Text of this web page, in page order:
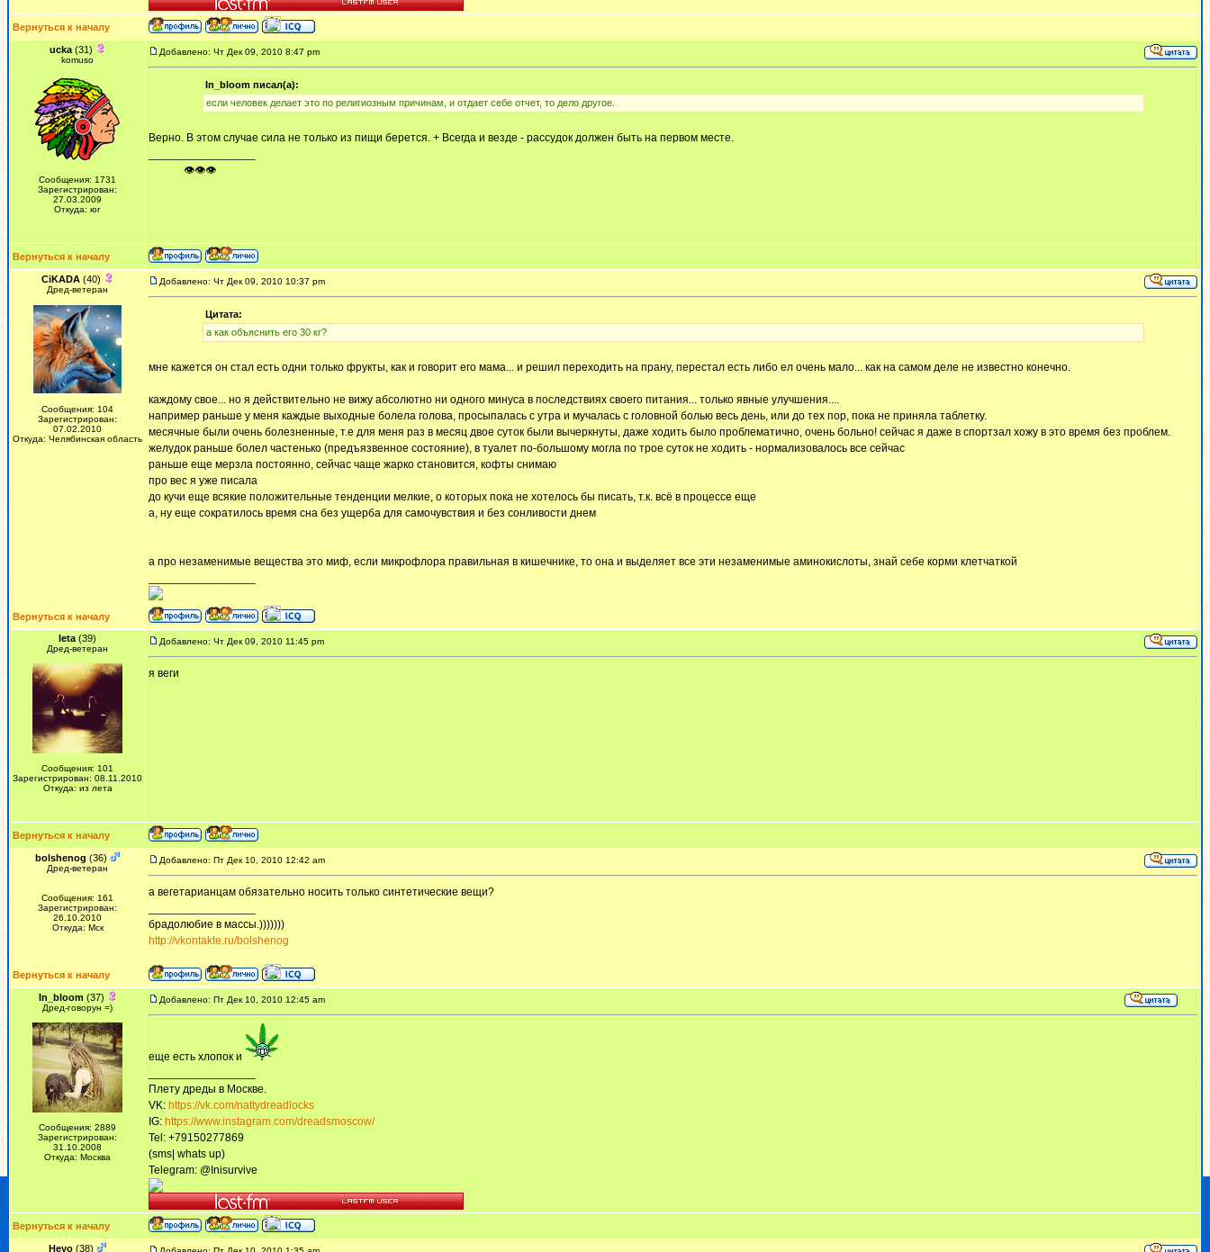
Вернуться к началу
ucka (31)
komuso
Сообщения: 1731
Зарегистрирован:
27.03.2009
Откуда: юг
Добавлено: Чт Дек 09, 2010 8:47 pm
In_bloom писал(а):
если человек делает это по религиозным причинам, и отдает себе отчет, то дело другое.
Верно. В этом случае сила не только из пищи берется. + Всегда и везде - рассудок должен быть на первом месте.
ᅠ ᅠ ᅠ👁👁👁
Вернуться к началу
CiKADA (40)
Дред-ветеран
Сообщения: 104
Зарегистрирован:
07.02.2010
Откуда: Челябинская область
Добавлено: Чт Дек 09, 2010 10:37 pm
Цитата:
а как объяснить его 30 кг?
мне кажется он стал есть одни только фрукты, как и говорит его мама... и решил переходить на прану, перестал есть либо ел очень мало... как на самом деле не известно конечно.
каждому свое... но я действительно не вижу абсолютно ни одного минуса в последствиях своего питания... только явные улучшения....
например раньше у меня каждые выходные болела голова, просыпалась с утра и мучалась с головной болью весь день, или до тех пор, пока не приняла таблетку.
месячные были очень болезненные, т.е для меня раз в месяц двое суток были вычеркнуты, даже ходить было проблематично, очень больно! сейчас я даже в спортзал хожу в это время без проблем.
желудок раньше болел частенько (предъязвенное состояние), в туалет по-большому могла по трое суток не ходить - нормализовалось все сейчас
раньше еще мерзла постоянно, сейчас чаще жарко становится, кофты снимаю
про вес я уже писала
до кучи еще всякие положительные тенденции мелкие, о которых пока не хотелось бы писать, т.к. всё в процессе еще
а, ну еще сократилось время сна без ущерба для самочувствия и без сонливости днем
а про незаменимые вещества это миф, если микрофлора правильная в кишечнике, то она и выделяет все эти незаменимые аминокислоты, знай себе корми клетчаткой
Вернуться к началу
leta (39)
Дред-ветеран
Сообщения: 101
Зарегистрирован: 08.11.2010
Откуда: из лета
Добавлено: Чт Дек 09, 2010 11:45 pm
я веги
Вернуться к началу
bolshenog (36)
Дред-ветеран
Сообщения: 161
Зарегистрирован:
26.10.2010
Откуда: Мск
Добавлено: Пт Дек 10, 2010 12:42 am
а вегетарианцам обязательно носить только синтетические вещи?
брадолюбие в массы.)))))))
http://vkontakte.ru/bolshenog
Вернуться к началу
In_bloom(37)
Дред-говорун =)
Сообщения: 2889
Зарегистрирован:
31.10.2008
Откуда: Москва
Добавлено: Пт Дек 10, 2010 12:45 am
еще есть хлопок и
Плету дреды в Москве.
VK: https://vk.com/nattydreadlocks
IG: https://www.instagram.com/dreadsmoscow/
Tel: +79150277869
(sms| whats up)
Telegram: @Inisurvive
Вернуться к началу
Heyo (38)